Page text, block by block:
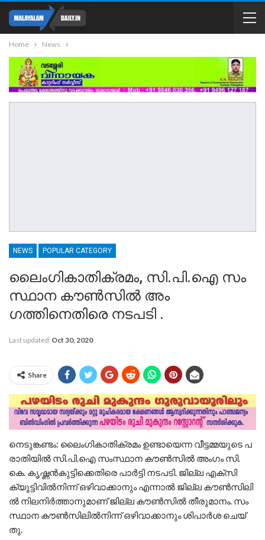
Home News
NEWS POPULAR CATEGORY
ലൈം​ഗി​കാ​തി​ക്ര​മം, സി.​പി.​ഐ സം​
സ്ഥാ​ന കൗ​ണ്‍​സി​ല്‍ അം​
ഗത്തിനെതിരെ നടപടി .
Last updated Oct 30, 2020
Share
നെ​ടു​ങ്ക​ണ്ടം: ലൈം​ഗി​കാ​തി​ക്ര​മം ഉ​ണ്ടാ​യെ​ന്ന വീ​ട്ട​മ്മ​യു​ടെ പ​
രാ​തി​യി​ല്‍ സി.​പി.​ഐ സം​സ്ഥാ​ന കൗ​ണ്‍​സി​ല്‍ അം​ഗം സി.​
കെ. കൃ​ഷ്ണ​ന്‍​കു​ട്ടി​ക്കെ​തി​രെ പാ​ര്‍​ട്ടി ന​ട​പ​ടി. ജി​ല്ല​ എ​ക്സി​
ക്യൂ​ട്ടി​വി​ല്‍​നി​ന്ന്​ ഒ​ഴി​വാ​ക്കാ​നും എ​ന്നാ​ല്‍ ജി​ല്ല കൗ​ണ്‍​സി​ലി​
ല്‍ നി​ല​നി​ര്‍​ത്താ​നു​മാ​ണ്​ ജി​ല്ല കൗ​ണ്‍​സി​ല്‍ തീ​രു​മാ​നം. സം​
സ്ഥാ​ന കൗ​ണ്‍​സി​ലി​ല്‍​നി​ന്ന്​ ഒ​ഴി​വാ​ക്കാ​നും ശി​പാ​ര്‍​ശ ചെ​യ്​​
തു.